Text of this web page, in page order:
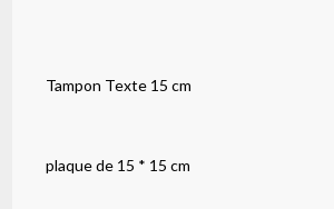
Tampon Texte 15 cm
plaque de 15 * 15 cm